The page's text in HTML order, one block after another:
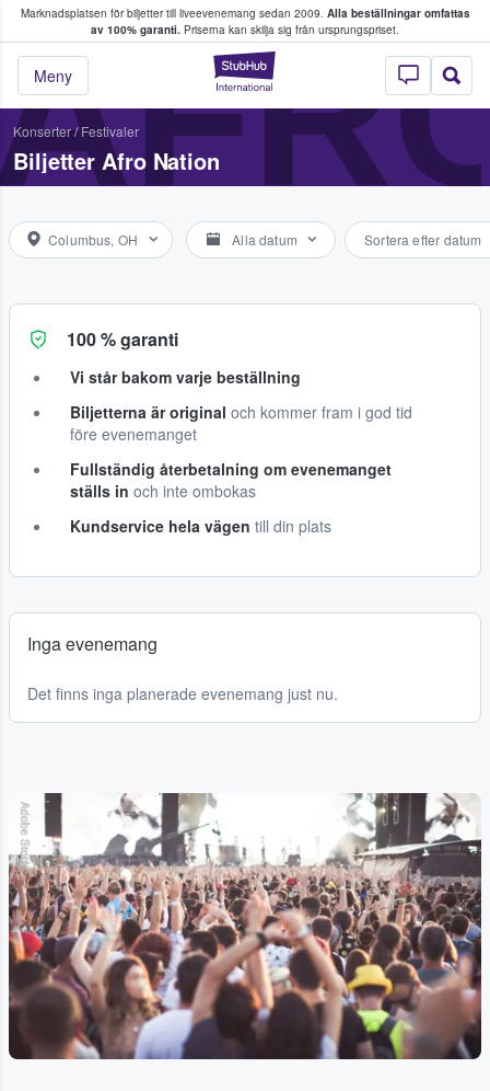
Marknadsplatsen för biljetter till liveevenemang sedan 2009. Alla beställningar omfattas
av 100% garanti. Priserna kan skilja sig från ursprungspriset.
StubHub – där
Meny
köper och säljer biljetter.
Konserter/ Festivaler
Biljetter Afro Nation
Columbus, OH Alla datum Sortera efter datum
100 % garanti
Vi står bakom varje beställning
Biljetterna är original och kommer fram i god tid
före evenemanget
Fullständig återbetalning om evenemanget
ställs in och inte ombokas
Kundservice hela vägen till din plats
Inga evenemang
Det finns inga planerade evenemang just nu.
Adobe Stock